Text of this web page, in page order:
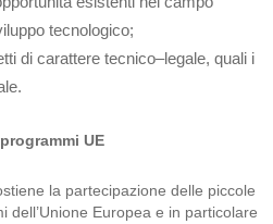
tecnologico;
di carattere tecnico–legale, quali i
UE
la partecipazione delle piccole
dell’Unione Europea e in particolare